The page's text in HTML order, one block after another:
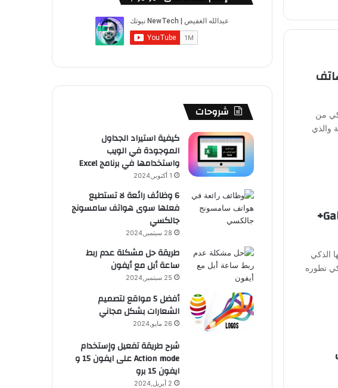
من
والذي
سامسونج تعلن عن هاتف Galaxy J7+
الذكي
ذكي تطوره
T
e
ق
ت
ر
S
شروحات
كيفية استيراد الجداول
الموجودة في الويب
واستخدامها في برنامج Excel
1 أكتوبر,2024
6 وظائف رائعة لا تستطيع
فعلها سوى هواتف سامسونج
جالكسي
28 سبتمبر,2024
طريقة حل مشكلة عدم ربط
ساعة أبل مع أيفون
25 سبتمبر,2024
أفضل 5 مواقع لتصميم
الشعارات بشكل مجاني
26 مايو,2024
شرح طريقة تفعيل وإستخدام
Action mode على ايفون 15 و
ايفون 15 برو
2 أبريل,2024